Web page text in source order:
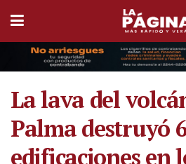
La lava del
Palma destruyó
edificaciones en